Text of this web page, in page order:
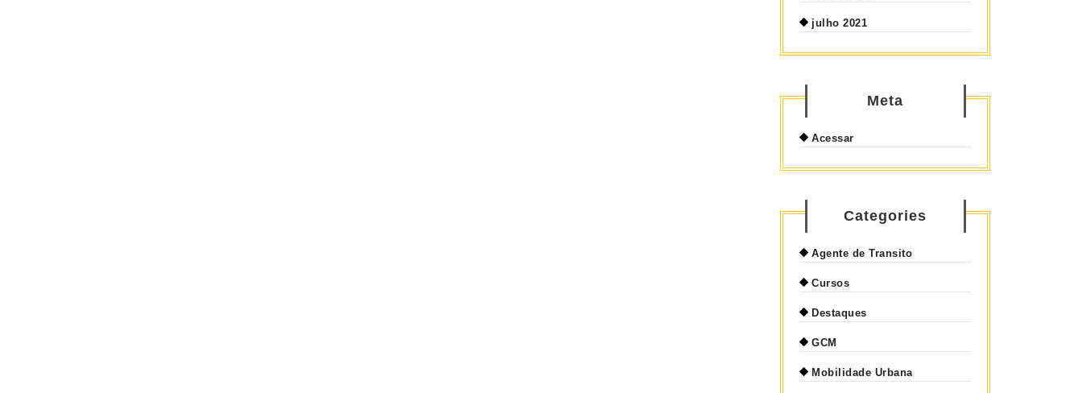
julho 2021
Meta
Acessar
Categories
Agente de Transito
Cursos
Destaques
GCM
Mobilidade Urbana